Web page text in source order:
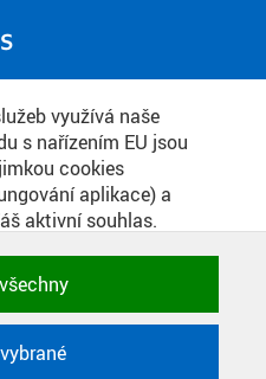
využívá naše
s nařízením EU jsou
cookies
aplikace) a
aktivní souhlas.
povolit cookies podle
můžete samozřejmě